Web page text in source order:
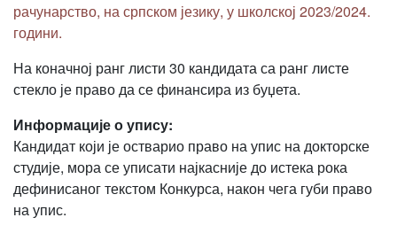
рачунарство, на српском језику, у школској 2023/2024.
години.
На коначној ранг листи 30 кандидата са ранг листе
стекло је право да се финансира из буџета.
Информације о упису:
Кандидат који је остварио право на упис на докторске
студије, мора се уписати најкасније до истека рока
дефинисаног текстом Конкурса, након чега губи право
на упис.